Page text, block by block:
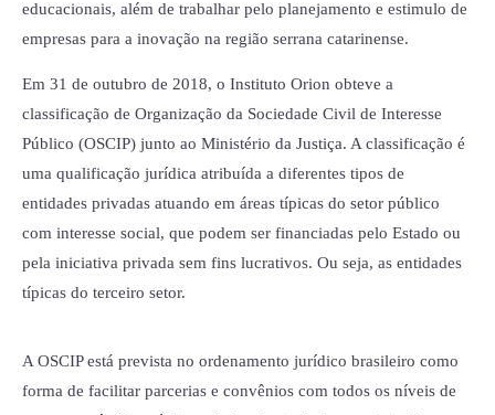
educacionais, além de trabalhar pelo planejamento e estimulo de
empresas para a inovação na região serrana catarinense.
Em 31 de outubro de 2018, o Instituto Orion obteve a
classificação de Organização da Sociedade Civil de Interesse
Público (OSCIP) junto ao Ministério da Justiça. A classificação é
uma qualificação jurídica atribuída a diferentes tipos de
entidades privadas atuando em áreas típicas do setor público
com interesse social, que podem ser financiadas pelo Estado ou
pela iniciativa privada sem fins lucrativos. Ou seja, as entidades
típicas do terceiro setor.
A OSCIP está prevista no ordenamento jurídico brasileiro como
forma de facilitar parcerias e convênios com todos os níveis de